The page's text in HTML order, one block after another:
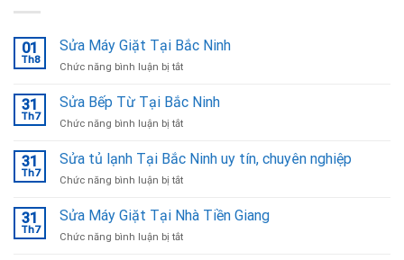
01
Th8
Sửa Máy Giặt Tại Bắc Ninh
Chức năng bình luận bị tắtở
Máy
Tại
Ninh
31
Th7
Sửa Bếp Từ Tại Bắc Ninh
Chức năng bình luận bị tắtở
Bếp
Tại
Ninh
31
Th7
Sửa tủ lạnh Tại Bắc Ninh uy tín, chuyên nghiệp
Chức năng bình luận bị tắtở
tủ
Tại
31
Th7
Sửa Máy Giặt Tại Nhà Tiền Giang
Chức năng bình luận bị tắtở